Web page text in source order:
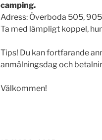
camping.
Adress: Överboda 505,
Ta med lämpligt koppel,
Tips! Du kan fortfarande
anmälningsdag och
Välkommen!